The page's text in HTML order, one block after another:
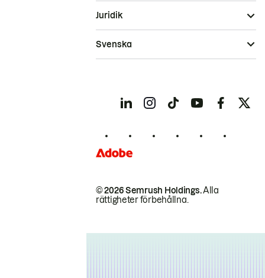
© 2026 Semrush Holdings.Alla
rättigheter förbehållna.
Juridik
Svenska